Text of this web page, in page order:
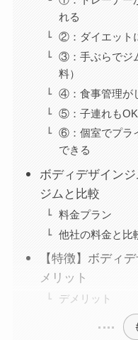
れる
②：ダイエット
③：手ぶらでジ
料）
④：食事管理が
⑤：子連れもOK
⑥：個室でプラ
できる
ボディデザイン
ジムと比較
料金プラン
他社の料金と比
【特徴】ボディ
メリット
デメリット